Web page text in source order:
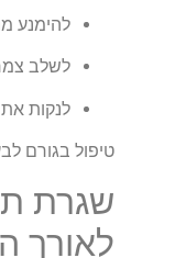
להימנע
לשלב
לנקות את
טיפול בגורם
שגרת
לאורך